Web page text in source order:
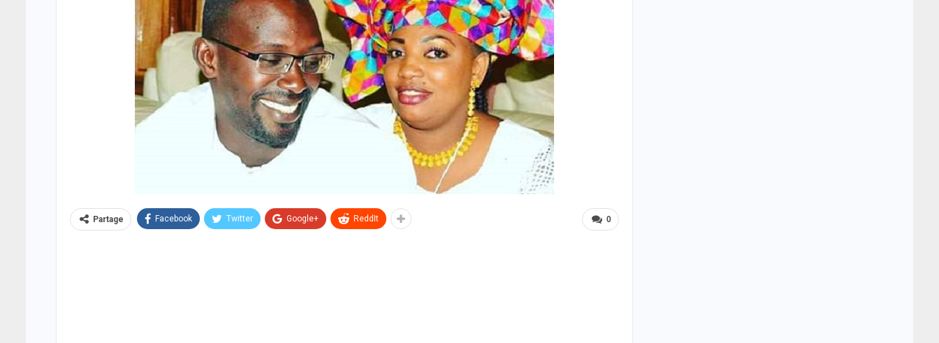
0
Partage Facebook Twitter Google+ ReddIt